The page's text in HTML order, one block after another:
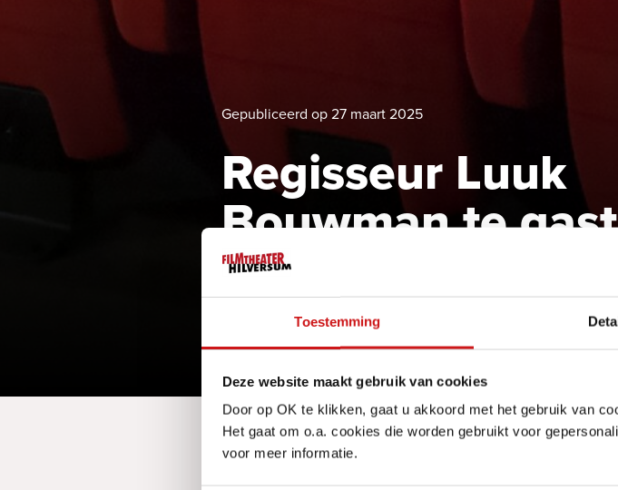
Toestemming
Deze website maakt gebruik van cookies
Door op OK te klikken, gaat u akkoord met het gebruik van
Het gaat om o.a. cookies die worden gebruikt voor
voor meer informatie.
Gepubliceerd op 27 maart 2025
Regisseur Luuk
Bouwman te
bekroonde
De Propagandist
Waarom werkte Jan Teunissen als hoofd van de NSB